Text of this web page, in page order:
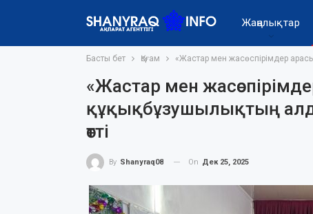
Жаңалықтар
Басты бет Қоғам «Жастар мен жасөспірімдер
«Жастар мен
құқықбұзушылықтың
өтті
By Shanyraq08 On Дек 25, 2025